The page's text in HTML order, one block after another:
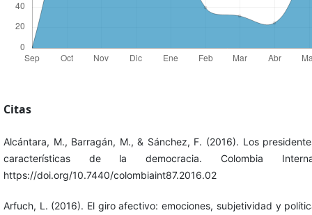
Citas
Alcántara, M., Barragán, M., & Sánchez, F. (2016). Los
características de la democracia. Colombia
https://doi.org/10.7440/colombiaint87.2016.02
Arfuch, L. (2016). El giro afectivo: emociones, subjetividad y